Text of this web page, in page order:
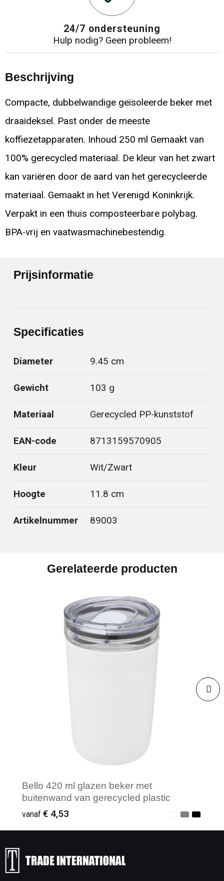
24/7 ondersteuning
Hulp nodig? Geen probleem!
Beschrijving
Compacte, dubbelwandige geïsoleerde beker met
draaideksel. Past onder de meeste
koffiezetapparaten. Inhoud 250 ml Gemaakt van
100% gerecycled materiaal. De kleur van het zwart
kan variëren door de aard van het gerecycleerde
materiaal. Gemaakt in het Verenigd Koninkrijk.
Verpakt in een thuis composteerbare polybag.
BPA-vrij en vaatwasmachinebestendig.
Prijsinformatie
Specificaties
Diameter 9.45 cm
Gewicht 103 g
Materiaal Gerecycled PP-kunststof
EAN-code 8713159570905
Kleur Wit/Zwart
Hoogte 11.8 cm
Artikelnummer 89003
Gerelateerde producten
Bello 420 ml glazen beker met
buitenwand van gerecycled plastic
vanaf € 4,53
Minimale afname: 1